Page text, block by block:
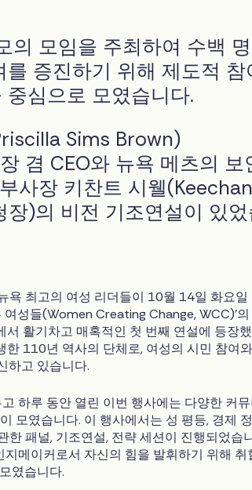
의 모임을 주최하여 수백
증진하기 위해 제도적 참
심으로 모였습니다.
Sims Brown)
겸 CEO와 뉴욕 메츠의 보
사장 키찬트 시웰
장)의 비전 기조연설이 있었
최고의 여성 리더들이 10월 14일 화요일
여성들(Women Creating Change, WCC)'의
활기차고 매혹적인 첫 번째 연설에 등장
110년 역사의 단체로, 여성의 시민 참여
하고 있습니다.
하루 동안 열린 이번 행사에는 다양한 커
모였습니다. 이 행사에서는 성 평등, 경제
한 패널, 기조연설, 전략 세션이 진행되었습
메이커로서 자신의 힘을 발휘하기 위해 취
였습니다.